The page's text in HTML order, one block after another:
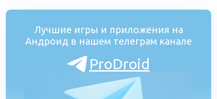
Лучшие игры и приложения на
Андроид в нашем телеграм канале
ProDroid